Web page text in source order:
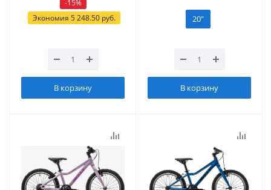
-15%
Экономия 5 248.50руб.
В корзину
20"
В корзину